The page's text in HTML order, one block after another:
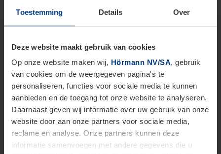
Toestemming Details Over
Deze website maakt gebruik van cookies
Op onze website maken wij, Hörmann NV/SA, gebruik
van cookies om de weergegeven pagina's te
personaliseren, functies voor sociale media te kunnen
aanbieden en de toegang tot onze website te analyseren.
Daarnaast geven wij informatie over uw gebruik van onze
website door aan onze partners voor sociale media,
reclame en analyse. Onze partners kunnen deze
informatie samenvoegen met andere gegevens die u